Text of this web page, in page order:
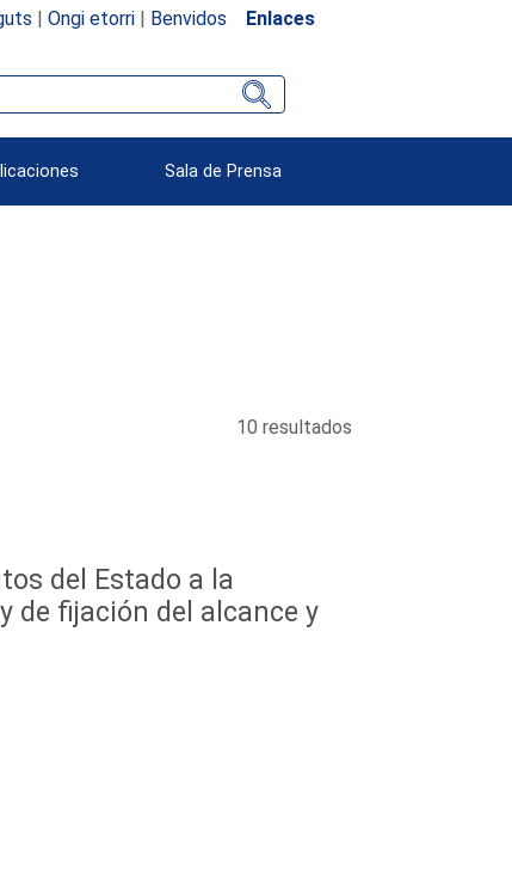
| Ongi etorri| Benvidos Enlaces
Sala de Prensa
10 resultados
del Estado a la
de fijación del alcance y